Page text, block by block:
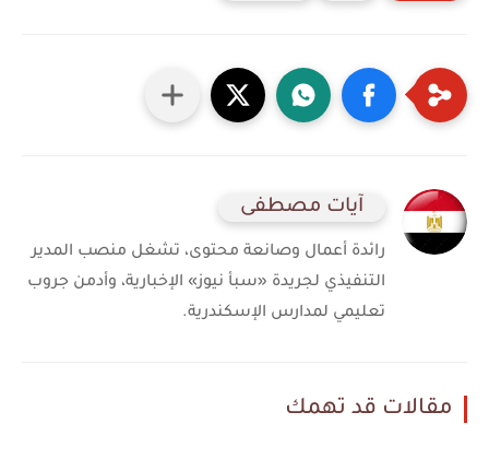
آيات مصطفى
رائدة أعمال وصانعة محتوى، تشغل منصب المدير
التنفيذي لجريدة «سبأ نيوز» الإخبارية، وأدمن جروب
تعليمي لمدارس الإسكندرية.
مقالات قد تهمك